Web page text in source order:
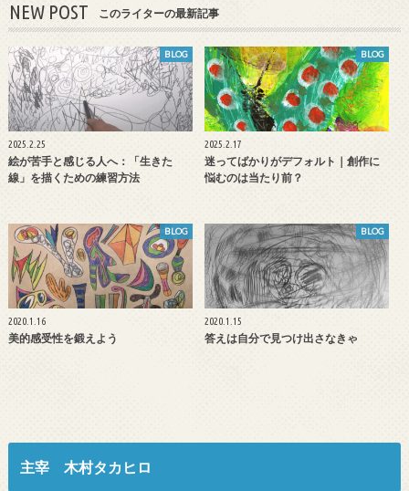
NEW POST このライターの最新記事
BLOG
2025.2.25
絵が苦手と感じる人へ：「生きた
線」を描くための練習方法
BLOG
2025.2.17
迷ってばかりがデフォルト｜創作に
悩むのは当たり前？
BLOG
2020.1.16
美的感受性を鍛えよう
BLOG
2020.1.15
答えは自分で見つけ出さなきゃ
主宰 木村タカヒロ